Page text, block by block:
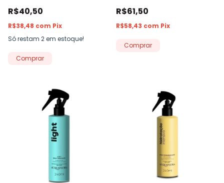
R$40,50
R$38,48 com Pix
Só restam 2em estoque!
R$61,50
R$58,43 com Pix